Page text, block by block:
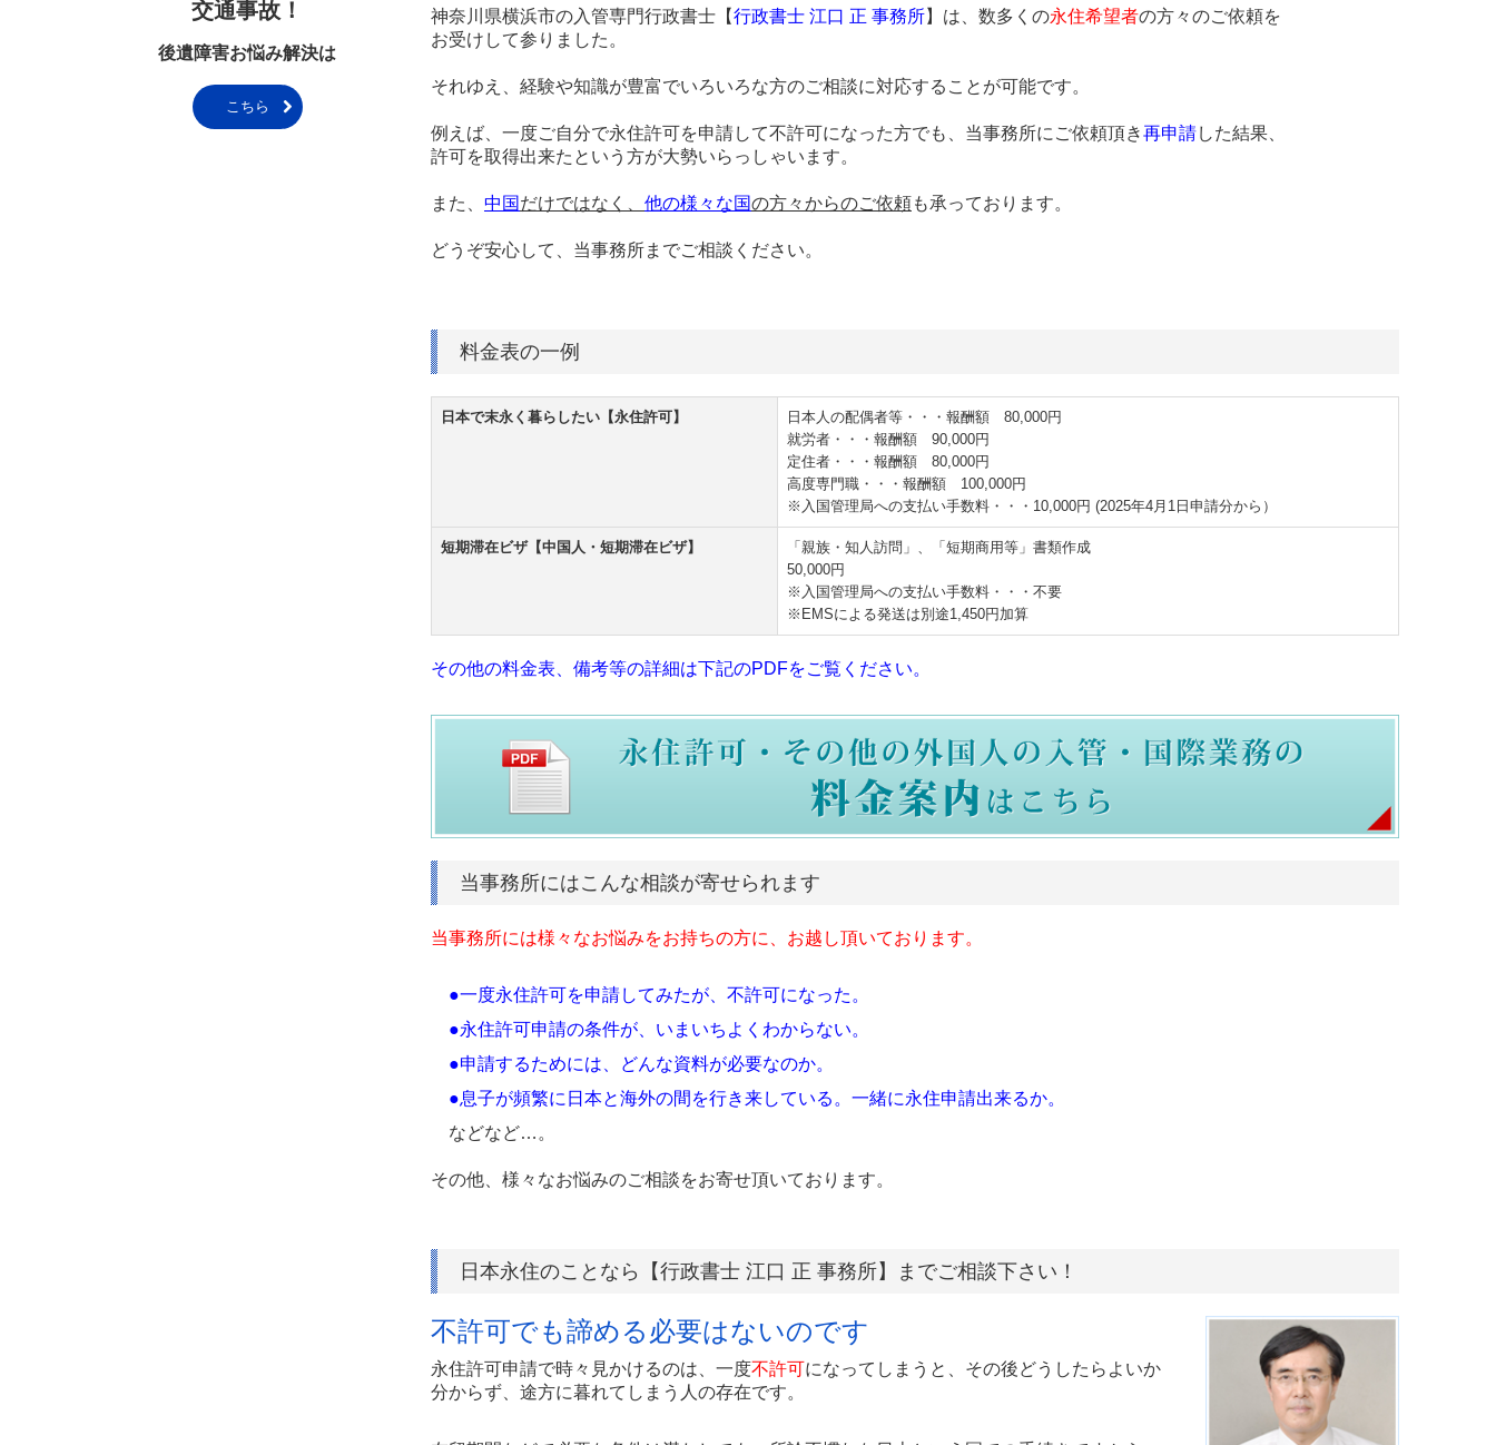
交通事故！
後遺障害お悩み解決は
こちら
神奈川県横浜市の入管専門行政書士【行政書士 江口 正 事務所】は、数多くの永住希望者の方々のご依頼を
お受けして参りました。
それゆえ、経験や知識が豊富でいろいろな方のご相談に対応することが可能です。
例えば、一度ご自分で永住許可を申請して不許可になった方でも、当事務所にご依頼頂き再申請した結果、
許可を取得出来たという方が大勢いらっしゃいます。
また、 中国だけではなく、 他の様々な国の方々からのご依頼も承っております。
どうぞ安心して、当事務所までご相談ください。
料金表の一例
日本で末永く暮らしたい【永住許可】
日本人の配偶者等・・・報酬額 80,000円
就労者・・・報酬額 90,000円
定住者・・・報酬額 80,000円
高度専門職・・・報酬額 100,000円
※入国管理局への支払い手数料・・・10,000円 (2025年4月1日申請分から）
短期滞在ビザ【中国人・短期滞在ビザ】
「親族・知人訪問」、「短期商用等」書類作成
50,000円
※入国管理局への支払い手数料・・・不要
※EMSによる発送は別途1,450円加算
その他の料金表、備考等の詳細は下記のPDFをご覧ください。
当事務所にはこんな相談が寄せられます
当事務所には様々なお悩みをお持ちの方に、お越し頂いております。
●一度永住許可を申請してみたが、不許可になった。
●永住許可申請の条件が、いまいちよくわからない。
●申請するためには、どんな資料が必要なのか。
●息子が頻繁に日本と海外の間を行き来している。一緒に永住申請出来るか。
などなど…。
その他、様々なお悩みのご相談をお寄せ頂いております。
日本永住のことなら【行政書士 江口 正 事務所】までご相談下さい！
不許可でも諦める必要はないのです
永住許可申請で時々見かけるのは、一度不許可になってしまうと、その後どうしたらよいか
分からず、途方に暮れてしまう人の存在です。